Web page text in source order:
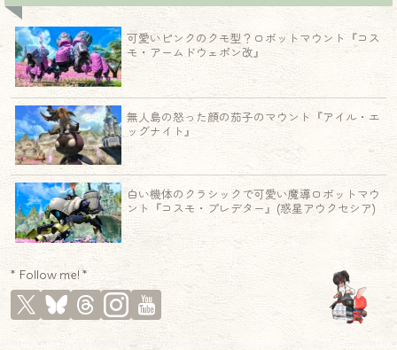
可愛いピンクのクモ型？ロボットマウント『コス
モ・アームドウェポン改』
無人島の怒った顔の茄子のマウント『アイル・エ
ッグナイト』
白い機体のクラシックで可愛い魔導ロボットマウ
ント『コスモ・プレデター』(惑星アウクセシア)
* Follow me! *